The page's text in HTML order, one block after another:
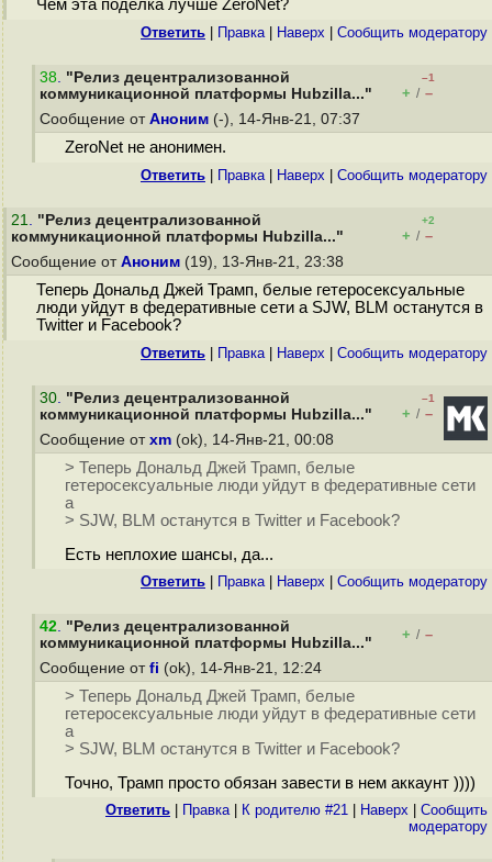
Чем эта поделка лучше ZeroNet?
Ответить Правка| Наверх Cообщить модератору
38. "Релиз децентрализованной
коммуникационной платформы Hubzilla..."
–1
+ / –
Сообщение от Аноним (-), 14-Янв-21, 07:37
ZeroNet не анонимен.
Ответить Правка| Наверх Cообщить модератору
21. "Релиз децентрализованной
коммуникационной платформы Hubzilla..."
+2
+ / –
Сообщение от Аноним (19), 13-Янв-21, 23:38
Теперь Дональд Джей Трамп, белые гетеросексуальные
люди уйдут в федеративные сети а SJW, BLM останутся в
Twitter и Facebook?
Ответить Правка| Наверх Cообщить модератору
30. "Релиз децентрализованной
коммуникационной платформы Hubzilla..."
–1
+ / –
Сообщение от xm (ok), 14-Янв-21, 00:08
> Теперь Дональд Джей Трамп, белые
гетеросексуальные люди уйдут в федеративные сети
а
> SJW, BLM останутся в Twitter и Facebook?
Есть неплохие шансы, да...
Ответить Правка| Наверх Cообщить модератору
42. "Релиз децентрализованной
коммуникационной платформы Hubzilla..."
+ / –
Сообщение от fi (ok), 14-Янв-21, 12:24
> Теперь Дональд Джей Трамп, белые
гетеросексуальные люди уйдут в федеративные сети
а
> SJW, BLM останутся в Twitter и Facebook?
Точно, Трамп просто обязан завести в нем аккаунт ))))
Ответить Правка| К родителю #21 Наверх
Cообщить
модератору